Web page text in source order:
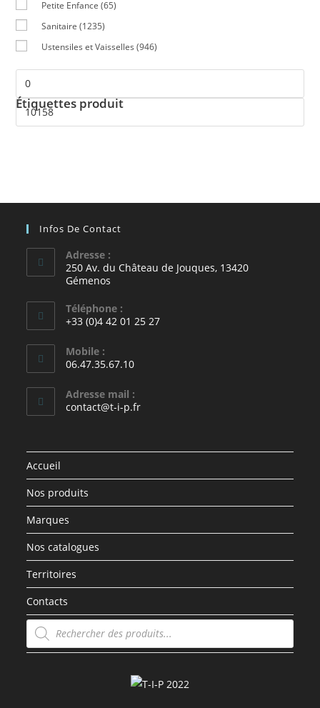
Petite Enfance (65)
Sanitaire (1235)
Ustensiles et Vaisselles (946)
Étiquettes produit
Infos De Contact
Adresse :
250 Av. du Château de Jouques, 13420
Gémenos
Téléphone :
+33 (0)4 42 01 25 27
Mobile :
06.47.35.67.10
Adresse mail :
contact@t-i-p.fr
Accueil
Nos produits
Marques
Nos catalogues
Territoires
Contacts
Recherche
de
produits